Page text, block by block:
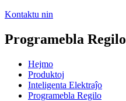
Kontaktu nin
Programebla Regilo
Hejmo
Produktoj
Inteligenta Elektraĵo
Programebla Regilo